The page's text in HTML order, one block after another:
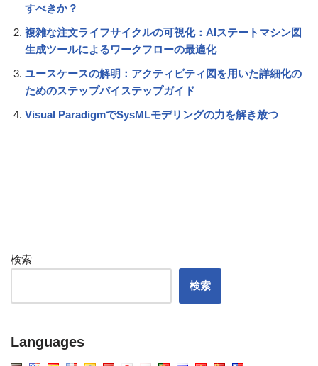
すべきか？
複雑な注文ライフサイクルの可視化：AIステートマシン図
生成ツールによるワークフローの最適化
ユースケースの解明：アクティビティ図を用いた詳細化の
ためのステップバイステップガイド
Visual ParadigmでSysMLモデリングの力を解き放つ
検索
検索
Languages